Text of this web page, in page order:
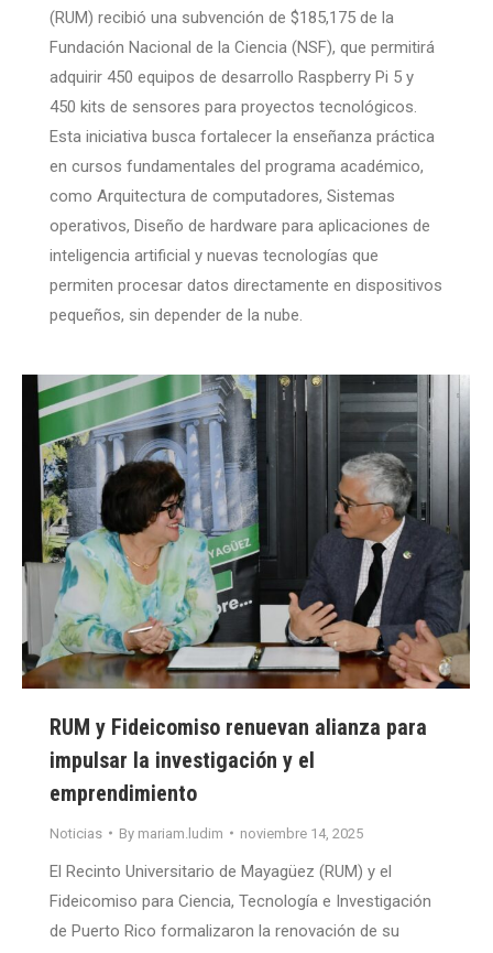
(RUM) recibió una subvención de $185,175 de la
Fundación Nacional de la Ciencia (NSF), que permitirá
adquirir 450 equipos de desarrollo Raspberry Pi 5 y
450 kits de sensores para proyectos tecnológicos.
Esta iniciativa busca fortalecer la enseñanza práctica
en cursos fundamentales del programa académico,
como Arquitectura de computadores, Sistemas
operativos, Diseño de hardware para aplicaciones de
inteligencia artificial y nuevas tecnologías que
permiten procesar datos directamente en dispositivos
pequeños, sin depender de la nube.
RUM y Fideicomiso renuevan alianza para
impulsar la investigación y el
emprendimiento
Noticias By mariam.ludim noviembre 14, 2025
El Recinto Universitario de Mayagüez (RUM) y el
Fideicomiso para Ciencia, Tecnología e Investigación
de Puerto Rico formalizaron la renovación de su